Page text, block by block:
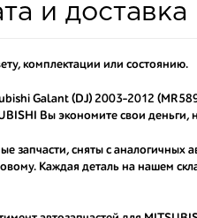
и доставка
комплектации или состоянию.
Galant (DJ) 2003-2012
Вы экономите свои деньги,
запчасти, сняты с аналогичных
Каждая деталь на нашем